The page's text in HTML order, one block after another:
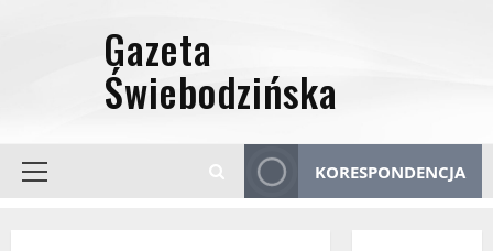
Menu
KORESPONDENCJA